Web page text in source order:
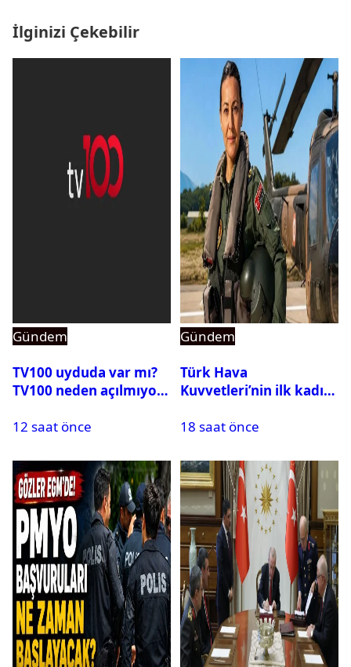
İlginizi Çekebilir
Gündem
TV100 uyduda var mı?
TV100 neden açılmıyor?
12 saat önce
Gündem
Türk Hava
Kuvvetleri’nin ilk kadın
Karapınar hakkında
ortaya çıktı
18 saat önce